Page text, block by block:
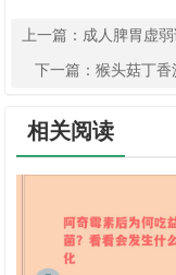
上一篇： 成人脾胃虚
下一篇： 猴头菇丁香
相关阅读